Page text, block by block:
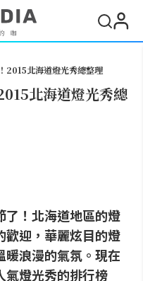
2015北海道燈光秀總整理
北海道燈光秀總
了！北海道地區的燈
歡迎，華麗炫目的燈
暖浪漫的氣氛。現在
氣燈光秀的排行榜